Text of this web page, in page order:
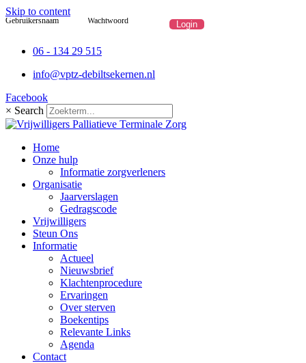
Skip to content
Gebruikersnaam Wachtwoord
06 - 134 29 515
info@vptz-debiltsekernen.nl
Facebook
× Search
Home
Onze hulp
Informatie zorgverleners
Organisatie
Jaarverslagen
Gedragscode
Vrijwilligers
Steun Ons
Informatie
Actueel
Nieuwsbrief
Klachtenprocedure
Ervaringen
Over sterven
Boekentips
Relevante Links
Agenda
Contact